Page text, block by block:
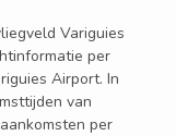
Variguies
per
Airport. In
van
per